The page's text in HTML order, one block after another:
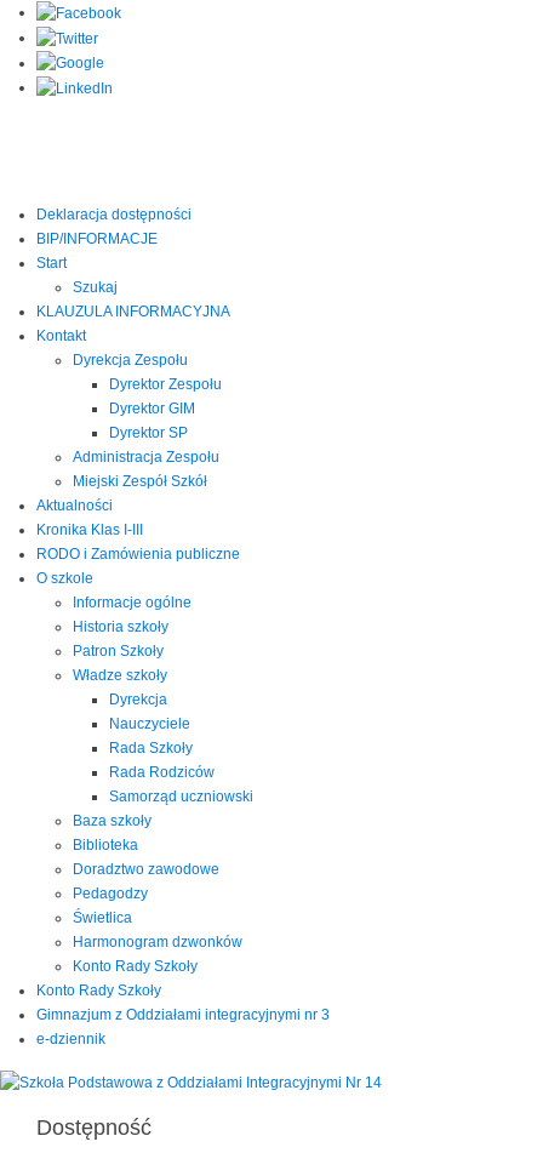
Deklaracja dostępności
BIP/INFORMACJE
Start
Szukaj
KLAUZULA INFORMACYJNA
Kontakt
Dyrekcja Zespołu
Dyrektor Zespołu
Dyrektor GIM
Dyrektor SP
Administracja Zespołu
Miejski Zespół Szkół
Aktualności
Kronika Klas I-III
RODO i Zamówienia publiczne
O szkole
Informacje ogólne
Historia szkoły
Patron Szkoły
Władze szkoły
Dyrekcja
Nauczyciele
Rada Szkoły
Rada Rodziców
Samorząd uczniowski
Baza szkoły
Biblioteka
Doradztwo zawodowe
Pedagodzy
Świetlica
Harmonogram dzwonków
Konto Rady Szkoły
Konto Rady Szkoły
Gimnazjum z Oddziałami integracyjnymi nr 3
e-dziennik
Dostępność